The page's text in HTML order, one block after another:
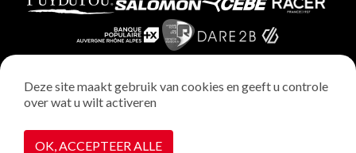
Wettelijke vermeldingen
Privacybeleid
Realisatie : StudioJuillet
Deze site maakt gebruik van cookies en geeft u controle
over wat u wilt activeren
OK, ACCEPTEER ALLE